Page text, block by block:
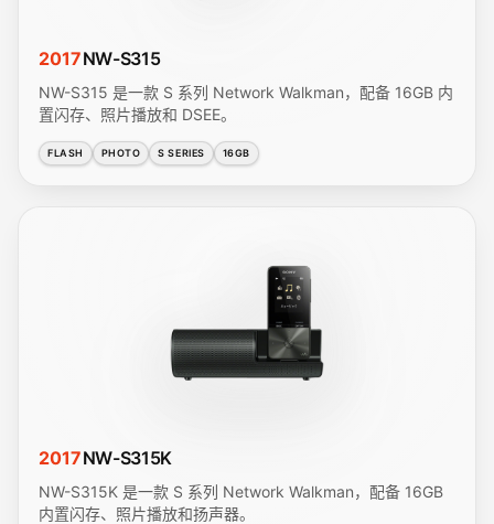
2017NW-S315
NW-S315 是一款 S 系列 Network Walkman，配备 16GB 内
置闪存、照片播放和 DSEE。
FLASH PHOTO S SERIES 16GB
2017NW-S315K
NW-S315K 是一款 S 系列 Network Walkman，配备 16GB
内置闪存、照片播放和扬声器。